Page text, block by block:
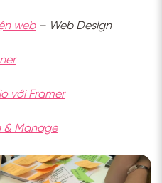
web– Web Design
với Framer
& Manage